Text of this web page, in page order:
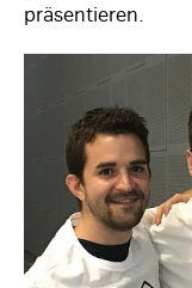
präsentieren.